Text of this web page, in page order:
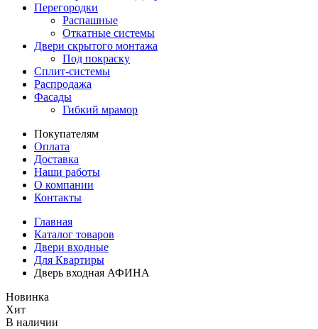
Перегородки
Распашные
Откатные системы
Двери скрытого монтажа
Под покраску
Сплит-системы
Распродажа
Фасады
Гибкий мрамор
Покупателям
Оплата
Доставка
Наши работы
О компании
Контакты
Главная
Каталог товаров
Двери входные
Для Квартиры
Дверь входная АФИНА
Новинка
Хит
В наличии